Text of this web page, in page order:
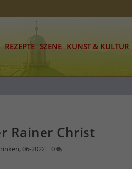
REZEPTE SZENE KUNST & KULTUR
Rainer Christ
,06-2022 | 0